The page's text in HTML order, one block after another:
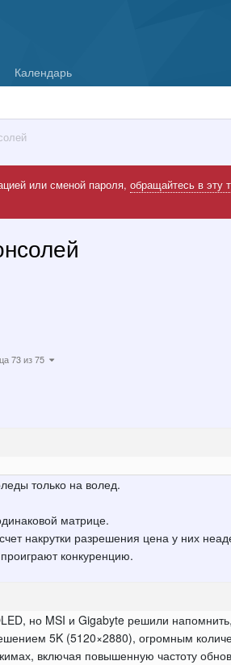
Календарь
или сменой пароля, обращайтесь в эту
73 из 75
только на волед.
матрице.
накрутки разрешения цена у них
конкуренцию.
но MSI и Gigabyte решили
5K (5120×2880), огромным
включая повышенную частоту